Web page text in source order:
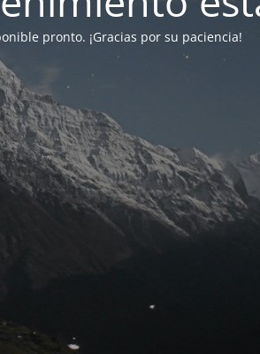
pronto. ¡Gracias por su paciencia!